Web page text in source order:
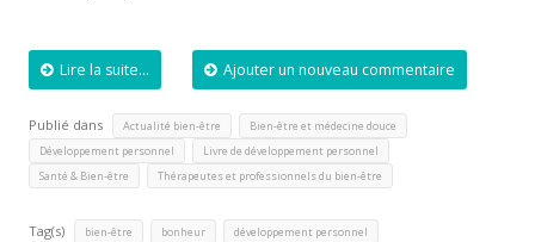
Lire la suite... Ajouter un nouveau commentaire
Publié dans Actualité bien-être Bien-être et médecine douce
Développement personnel Livre de développement personnel
Santé & Bien-être Thérapeutes et professionnels du bien-être
Tag(s) bien-être bonheur développement personnel